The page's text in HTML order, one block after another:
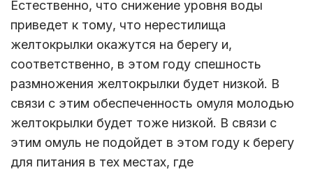
Естественно, что снижение уровня воды
приведет к тому, что нерестилища
желтокрылки окажутся на берегу и,
соответственно, в этом году спешность
размножения желтокрылки будет низкой. В
связи с этим обеспеченность омуля молодью
желтокрылки будет тоже низкой. В связи с
этим омуль не подойдет в этом году к берегу
для питания в тех местах, где